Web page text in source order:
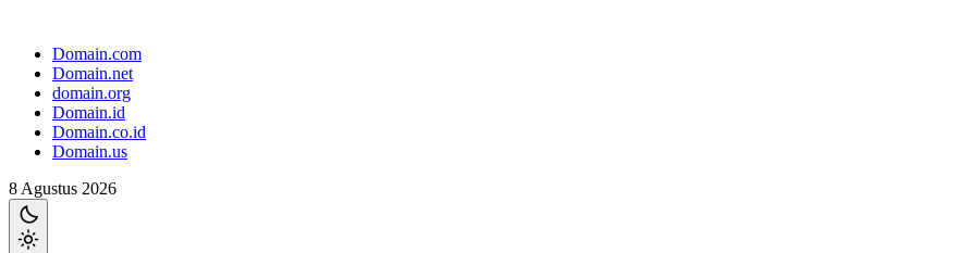
Domain.com
Domain.net
domain.org
Domain.id
Domain.co.id
Domain.us
8 Agustus 2026